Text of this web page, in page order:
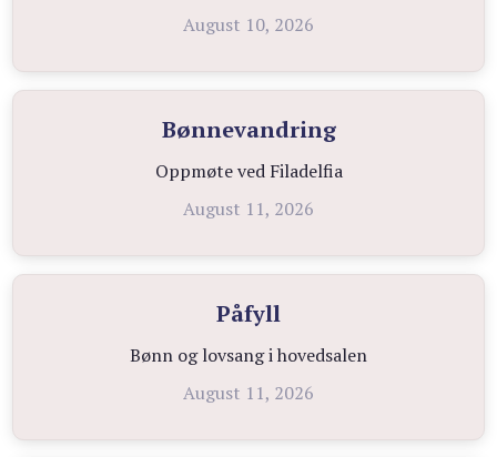
August 10, 2026
Bønnevandring
Oppmøte ved Filadelfia
August 11, 2026
Påfyll
Bønn og lovsang i hovedsalen
August 11, 2026